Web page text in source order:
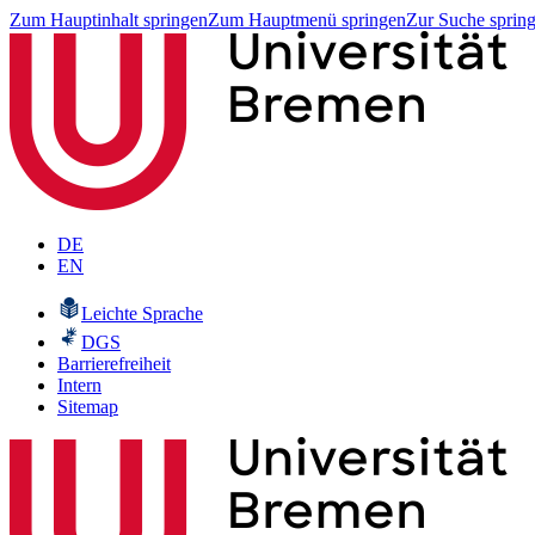
Zum Hauptinhalt springenZum Hauptmenü springenZur Suche
DE
EN
Leichte Sprache
DGS
Barrierefreiheit
Intern
Sitemap